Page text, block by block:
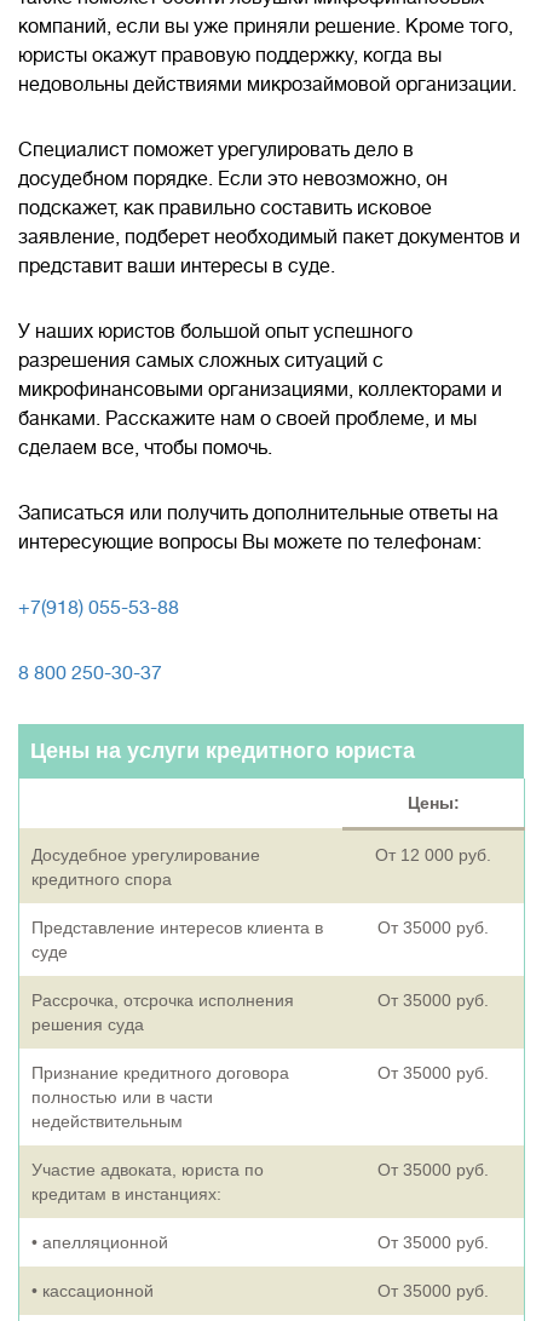
компаний, если вы уже приняли решение. Кроме того,
юристы окажут правовую поддержку, когда вы
недовольны действиями микрозаймовой организации.
Специалист поможет урегулировать дело в
досудебном порядке. Если это невозможно, он
подскажет, как правильно составить исковое
заявление, подберет необходимый пакет документов и
представит ваши интересы в суде.
У наших юристов большой опыт успешного
разрешения самых сложных ситуаций с
микрофинансовыми организациями, коллекторами и
банками. Расскажите нам о своей проблеме, и мы
сделаем все, чтобы помочь.
Записаться или получить дополнительные ответы на
интересующие вопросы Вы можете по телефонам:
+7(918) 055-53-88
8 800 250-30-37
Цены на услуги кредитного юриста
Цены:
Досудебное урегулирование
кредитного спора
От 12 000 руб.
Представление интересов клиента в
суде
От 35000 руб.
Рассрочка, отсрочка исполнения
решения суда
От 35000 руб.
Признание кредитного договора
полностью или в части
недействительным
От 35000 руб.
Участие адвоката, юриста по
кредитам в инстанциях:
От 35000 руб.
• апелляционной От 35000 руб.
• кассационной От 35000 руб.